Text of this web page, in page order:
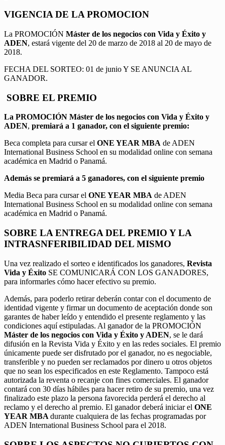
VIGENCIA DE LA PROMOCION
La PROMOCIÓN Máster de los negocios con Vida y Éxito y
ADEN, estará vigente del 20 de marzo de 2018 al 20 de mayo de
2018.
FECHA DEL SORTEO: 01 de junio Y SE ANUNCIA AL
GANADOR.
SOBRE EL PREMIO
La PROMOCIÓN Máster de los negocios con Vida y Éxito y
ADEN, premiará a 1 ganador, con el siguiente premio:
Beca completa para cursar el ONE YEAR MBA de ADEN
International Business School en su modalidad online con semana
académica en Madrid o Panamá.
Además se premiará a 5 ganadores, con el siguiente premio
Media Beca para cursar el ONE YEAR MBA de ADEN
International Business School en su modalidad online con semana
académica en Madrid o Panamá.
SOBRE LA ENTREGA DEL PREMIO Y LA
INTRASNFERIBILIDAD DEL MISMO
Una vez realizado el sorteo e identificados los ganadores, Revista
Vida y Éxito SE COMUNICARÁ CON LOS GANADORES,
para informarles cómo hacer efectivo su premio.
Además, para poderlo retirar deberán contar con el documento de
identidad vigente y firmar un documento de aceptación donde son
garantes de haber leído y entendido el presente reglamento y las
condiciones aquí estipuladas. Al ganador de la PROMOCIÓN
Máster de los negocios con Vida y Éxito y ADEN, se le dará
difusión en la Revista Vida y Éxito y en las redes sociales. El premio
únicamente puede ser disfrutado por el ganador, no es negociable,
transferible y no pueden ser reclamados por dinero u otros objetos
que no sean los especificados en este Reglamento. Tampoco está
autorizada la reventa o recanje con fines comerciales. El ganador
contará con 30 días hábiles para hacer retiro de su premio, una vez
finalizado este plazo la persona favorecida perderá el derecho al
reclamo y el derecho al premio. El ganador deberá iniciar el ONE
YEAR MBA durante cualquiera de las fechas programadas por
ADEN International Business School para el 2018.